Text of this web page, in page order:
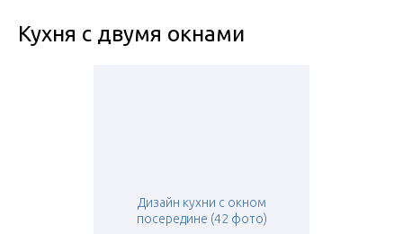
Кухня с двумя окнами
Дизайн кухни с окном
посередине (42 фото)